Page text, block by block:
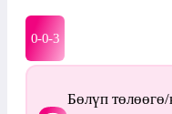
0-0-3
Бөлүп төлөөгө/